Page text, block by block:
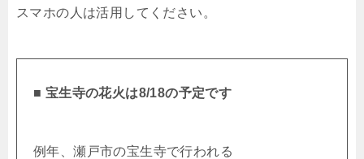
スマホの人は活用してください。
■ 宝生寺の花火は8/18の予定です
例年、瀬戸市の宝生寺で行われる